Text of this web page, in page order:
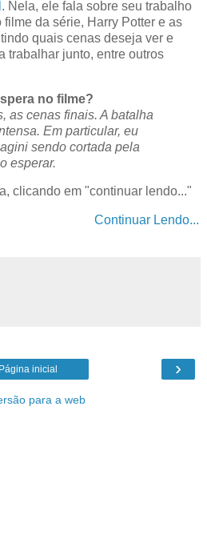
. Nela, ele fala sobre seu trabalho
filme da série, Harry Potter e as
quais cenas deseja ver e
trabalhar junto, entre outros
no filme?
as cenas finais. A batalha
Em particular, eu
sendo cortada pela
esperar.
clicando em "continuar lendo..."
Continuar Lendo...
›
Página inicial
para a web